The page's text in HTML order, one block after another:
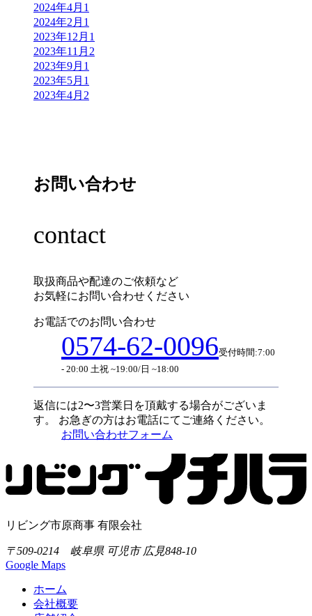
2024年4月 1
2024年2月 1
2023年12月 1
2023年11月 2
2023年9月 1
2023年5月 1
2023年4月 2
お問い合わせ
contact
取扱商品や配達のご依頼など
お気軽にお問い合わせください
お電話でのお問い合わせ
0574-62-0096受付時間:7:00
- 20:00 土祝 ~19:00/日 ~18:00
返信には2〜3営業日を頂戴する場合がございま
す。
お急ぎの方はお電話にてご連絡ください。
お問い合わせフォーム
リビング市原商事 有限会社
〒509-0214 岐阜県 可児市 広見848-10
Google Maps
ホーム
会社概要